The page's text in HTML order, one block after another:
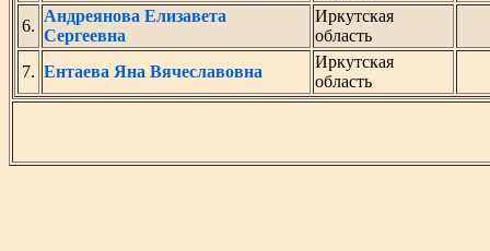
6.
Андреянова Елизавета
Сергеевна
Иркутская
область
7. Ентаева Яна Вячеславовна
Иркутская
область